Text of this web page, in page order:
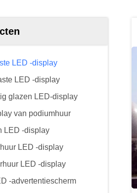
LED -display
LED -display
glazen LED-display
van podiumhuur
LED -display
LED -display
LED -display
-advertentiescherm